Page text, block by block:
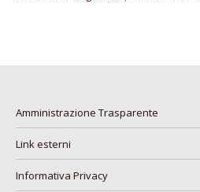
Amministrazione Trasparente
Link esterni
Informativa Privacy